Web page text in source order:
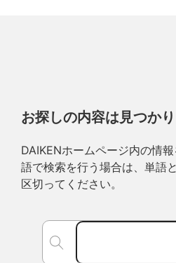
お探しの内容は見つか
DAIKENホームページ内の情
語で検索を行う場合は、単語
区切ってください。